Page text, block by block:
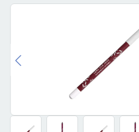
Afbeeldingengalerij overslaan